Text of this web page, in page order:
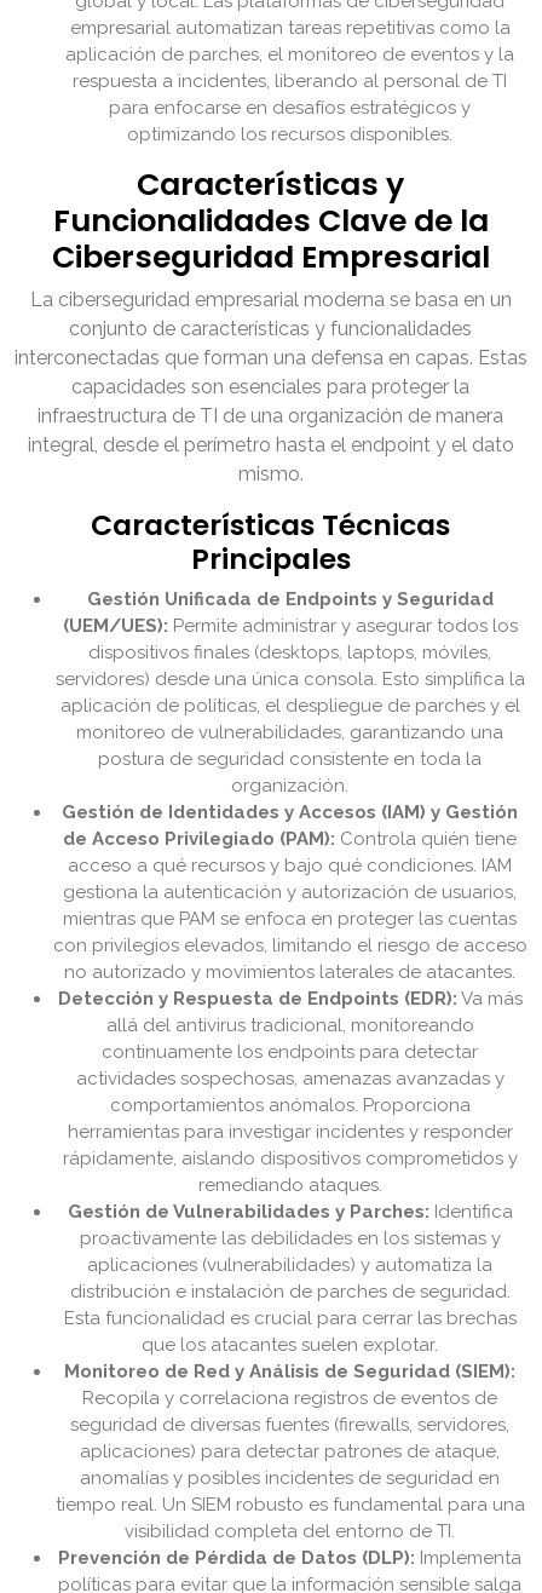
empresarial automatizan tareas repetitivas como la
aplicación de parches, el monitoreo de eventos y la
respuesta a incidentes, liberando al personal de TI
para enfocarse en desafíos estratégicos y
optimizando los recursos disponibles.
Características y
Funcionalidades Clave de la
Ciberseguridad Empresarial
La ciberseguridad empresarial moderna se basa en un
conjunto de características y funcionalidades
interconectadas que forman una defensa en capas. Estas
capacidades son esenciales para proteger la
infraestructura de TI de una organización de manera
integral, desde el perímetro hasta el endpoint y el dato
mismo.
Características Técnicas
Principales
Gestión Unificada de Endpoints y Seguridad
(UEM/UES): Permite administrar y asegurar todos los
dispositivos finales (desktops, laptops, móviles,
servidores) desde una única consola. Esto simplifica la
aplicación de políticas, el despliegue de parches y el
monitoreo de vulnerabilidades, garantizando una
postura de seguridad consistente en toda la
organización.
Gestión de Identidades y Accesos (IAM) y Gestión
de Acceso Privilegiado (PAM): Controla quién tiene
acceso a qué recursos y bajo qué condiciones. IAM
gestiona la autenticación y autorización de usuarios,
mientras que PAM se enfoca en proteger las cuentas
con privilegios elevados, limitando el riesgo de acceso
no autorizado y movimientos laterales de atacantes.
Detección y Respuesta de Endpoints (EDR): Va más
allá del antivirus tradicional, monitoreando
continuamente los endpoints para detectar
actividades sospechosas, amenazas avanzadas y
comportamientos anómalos. Proporciona
herramientas para investigar incidentes y responder
rápidamente, aislando dispositivos comprometidos y
remediando ataques.
Gestión de Vulnerabilidades y Parches: Identifica
proactivamente las debilidades en los sistemas y
aplicaciones (vulnerabilidades) y automatiza la
distribución e instalación de parches de seguridad.
Esta funcionalidad es crucial para cerrar las brechas
que los atacantes suelen explotar.
Monitoreo de Red y Análisis de Seguridad (SIEM):
Recopila y correlaciona registros de eventos de
seguridad de diversas fuentes (firewalls, servidores,
aplicaciones) para detectar patrones de ataque,
anomalías y posibles incidentes de seguridad en
tiempo real. Un SIEM robusto es fundamental para una
visibilidad completa del entorno de TI.
Prevención de Pérdida de Datos (DLP): Implementa
políticas para evitar que la información sensible salga